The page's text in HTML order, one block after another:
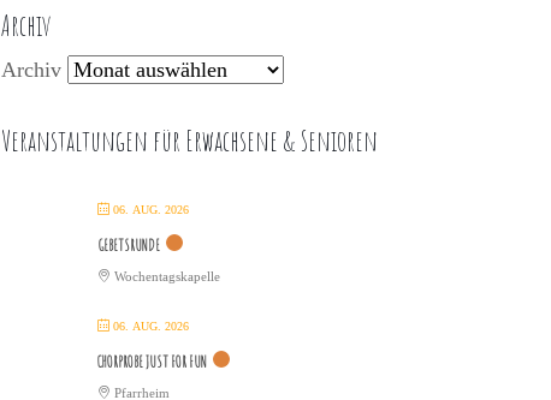
Archiv
Archiv
Veranstaltungen für Erwachsene & Senioren
06. AUG. 2026
GEBETSRUNDE
Wochentagskapelle
06. AUG. 2026
CHORPROBE JUST FOR FUN
Pfarrheim